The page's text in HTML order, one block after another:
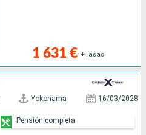
1 631 € +Tasas
Yokohama 16/03/2028
Pensión completa